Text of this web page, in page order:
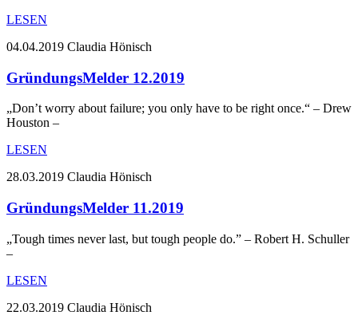
LESEN
04.04.2019 Claudia Hönisch
GründungsMelder 12.2019
„Don’t worry about failure; you only have to be right once.“ – Drew
Houston –
LESEN
28.03.2019 Claudia Hönisch
GründungsMelder 11.2019
„Tough times never last, but tough people do.” – Robert H. Schuller
–
LESEN
22.03.2019 Claudia Hönisch